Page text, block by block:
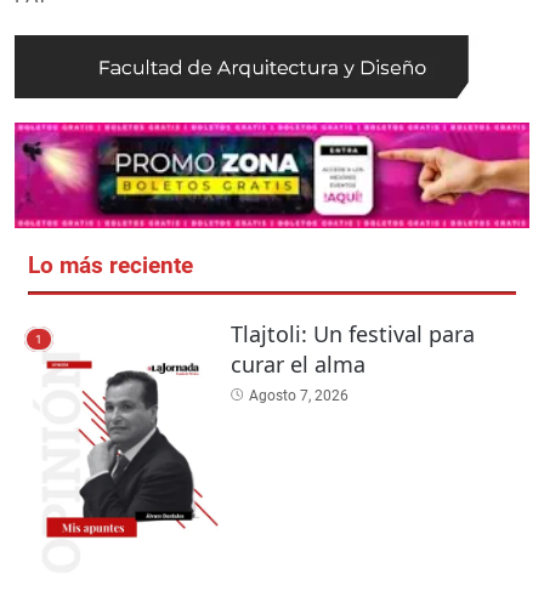
Lo más reciente
1
Tlajtoli: Un festival para
curar el alma
Agosto 7, 2026